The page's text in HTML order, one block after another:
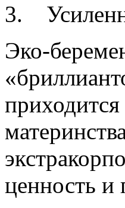
3.
Эко-
ценность и